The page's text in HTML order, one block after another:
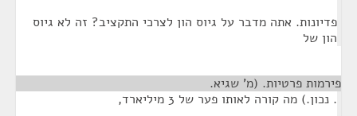
פדיונות. אתה מדבר על גיוס הון לצרכי התקציב? זה לא גיוס
הון של
פירמות פרטיות. (מ' שגיא.
. נכון.) מה קורה לאותו פער של 3 מיליארד,